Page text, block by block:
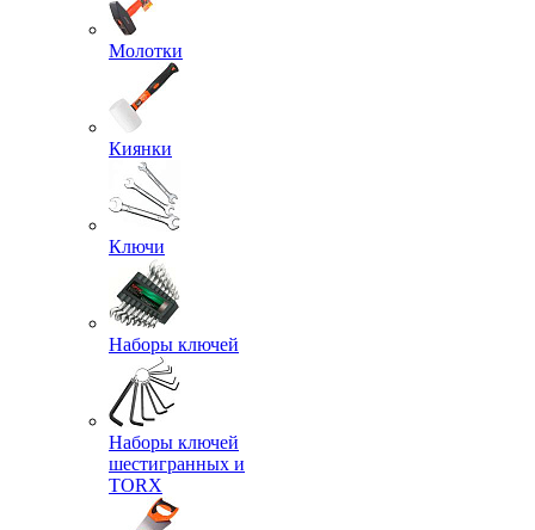
Молотки
Киянки
Ключи
Наборы ключей
Наборы ключей
шестигранных и
TORX